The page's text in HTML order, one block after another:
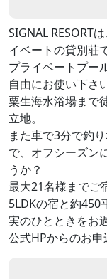
SIGNAL RESORT
イベートの貸別荘
プライベートプー
自由にお使い下さい
粟生海水浴場まで
立地。
また車で3分で釣
で、オフシーズン
うか？
最大21名様までご
5LDKの宿と約450
実のひとときをお
公式HPからのお申